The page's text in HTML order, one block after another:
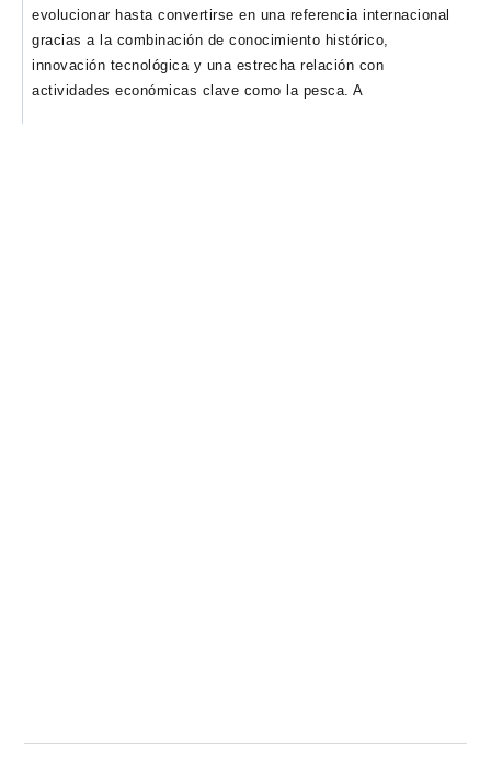
evolucionar hasta convertirse en una referencia internacional
gracias a la combinación de conocimiento histórico,
innovación tecnológica y una estrecha relación con
actividades económicas clave como la pesca. A